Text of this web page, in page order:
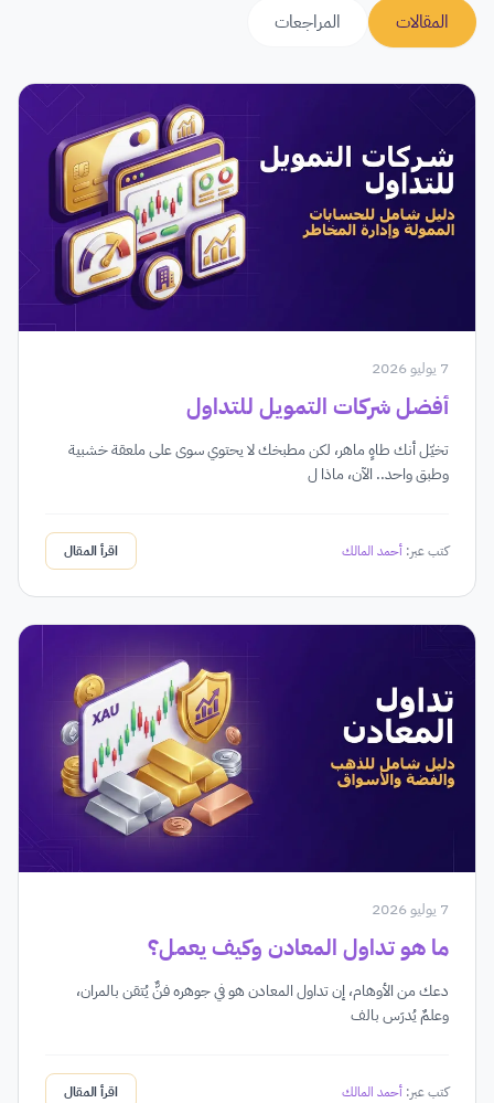
المقالات المراجعات
7 يوليو 2026
أفضل شركات التمويل للتداول
تخيّل أنك طاهٍ ماهر، لكن مطبخك لا يحتوي سوى على ملعقة خشبية
وطبق واحد.. الآن، ماذا ل
كتب عبر: أحمد المالك اقرأ المقال
7 يوليو 2026
ما هو تداول المعادن وكيف يعمل؟
دعك من الأوهام، إن تداول المعادن هو في جوهره فنٌّ يُتقن بالمران،
وعلمٌ يُدرَس بالف
كتب عبر: أحمد المالك اقرأ المقال